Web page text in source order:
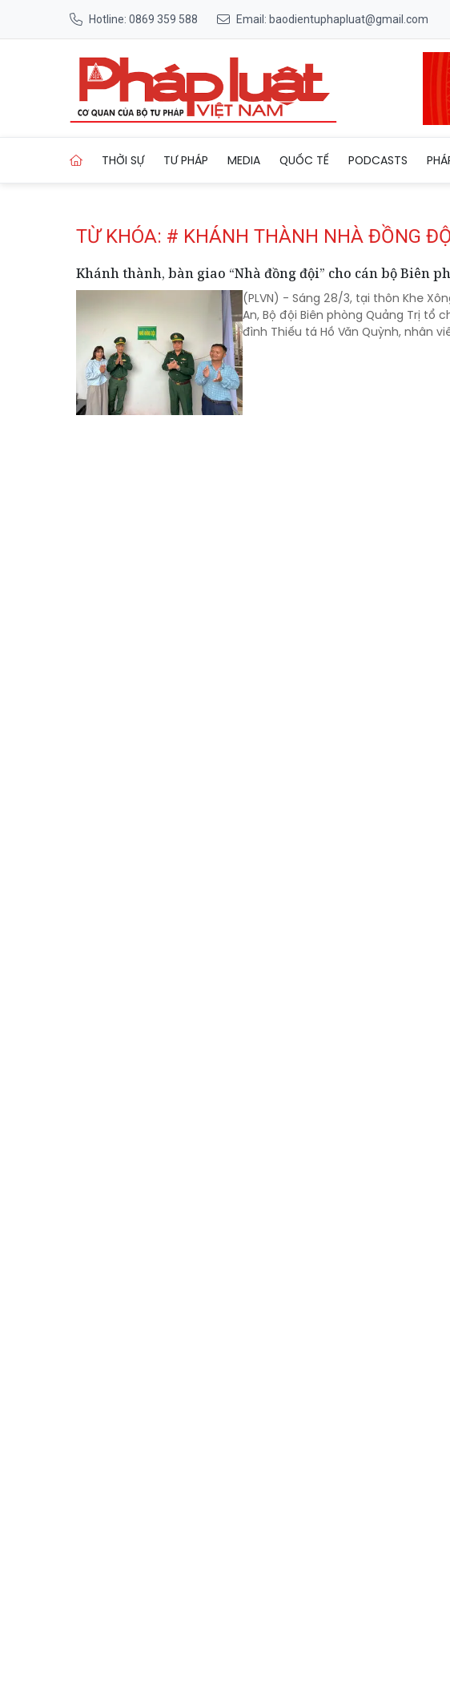
Hotline: 0869 359 588 Email: baodientuphapluat@gmail.com
THỜI SỰ TƯ PHÁP MEDIA QUỐC TẾ PODCASTS
TỪ KHÓA: # KHÁNH THÀNH NHÀ ĐỒNG
Khánh thành, bàn giao “Nhà đồng đội” cho cán bộ Biên
(PLVN) - Sáng 28/3, tại thôn Khe
An, Bộ đội Biên phòng Quảng Trị tổ
đình Thiếu tá Hồ Văn Quỳnh, nhân